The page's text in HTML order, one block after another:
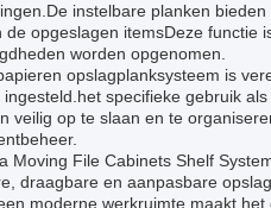
instelbare planken
opgeslagen itemsDeze functie
worden opgenomen.
opslagplanksysteem is
specifieke gebruik
veilig op te slaan en te
Moving File Cabinets Shelf
draagbare en aanpasbare
moderne werkruimte maakt